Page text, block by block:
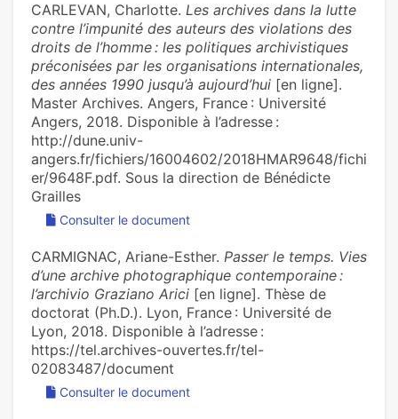
CARLEVAN, Charlotte. Les archives dans la lutte
contre l’impunité des auteurs des violations des
droits de l’homme : les politiques archivistiques
préconisées par les organisations internationales,
des années 1990 jusqu’à aujourd’hui [en ligne].
Master Archives. Angers, France : Université
Angers, 2018. Disponible à l’adresse :
http://dune.univ-
angers.fr/fichiers/16004602/2018HMAR9648/fichi
er/9648F.pdf. Sous la direction de Bénédicte
Grailles
Consulter le document
CARMIGNAC, Ariane-Esther. Passer le temps. Vies
d’une archive photographique contemporaine :
l’archivio Graziano Arici [en ligne]. Thèse de
doctorat (Ph.D.). Lyon, France : Université de
Lyon, 2018. Disponible à l’adresse :
https://tel.archives-ouvertes.fr/tel-
02083487/document
Consulter le document